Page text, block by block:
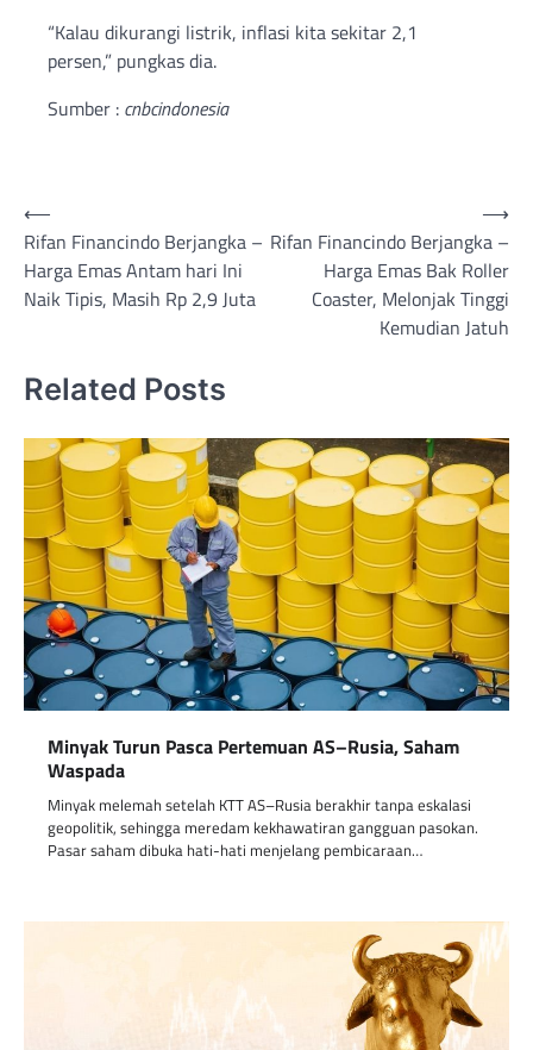
“Kalau dikurangi listrik, inflasi kita sekitar 2,1
persen,” pungkas dia.
Sumber : cnbcindonesia
Post
navigation
⟵
Rifan Financindo Berjangka –
Harga Emas Antam hari Ini
Naik Tipis, Masih Rp 2,9 Juta
Rifan Financindo Berjangka –
Harga Emas Bak Roller
Coaster, Melonjak Tinggi
Kemudian Jatuh
⟶
Related Posts
Minyak Turun Pasca Pertemuan AS–Rusia, Saham
Waspada
Minyak melemah setelah KTT AS–Rusia berakhir tanpa eskalasi
geopolitik, sehingga meredam kekhawatiran gangguan pasokan.
Pasar saham dibuka hati-hati menjelang pembicaraan…